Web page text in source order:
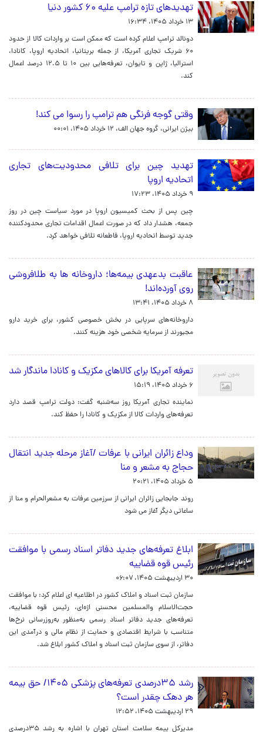
تهدیدهای تازه ترامپ علیه ۶۰ کشور دنیا
۱۳ خرداد ۱۴۰۵، ۱۶:۳۴
دونالد ترامپ اعلام کرده است که ممکن است بر واردات کالا از حدود
۶۰ شریک تجاری آمریکا، از جمله بریتانیا، اتحادیه اروپا، کانادا،
استرالیا، ژاپن و تایوان، تعرفه‌هایی بین ۱۰ تا ۱۲.۵ درصد اعمال
کند.
وقتی گوجه فرنگی هم ترامپ را رسوا می کند!
بیژن ایرانی، گروه جهان الف، ۱۲ خرداد ۱۴۰۵، ۰۰:۰۱
تهدید چین برای تلافی محدودیت‌های تجاری
اتحادیه اروپا
۹ خرداد ۱۴۰۵، ۱۷:۲۳
چین پس از بحث کمیسیون اروپا در مورد سیاست چین در روز
جمعه، هشدار داد که در صورت اعمال اقدامات تجاری محدودکننده
جدید توسط اتحادیه اروپا، قاطعانه تلافی خواهد کرد.
عاقبت بدعهدی بیمه‌ها؛ داروخانه ها به طلافروشی
روی آورده‌اند!
۸ خرداد ۱۴۰۵، ۱۳:۴۱
داروخانه‌های سرپایی در بخش خصوصی کشور، برای خرید دارو
مجبورند از سرمایه شخصی خود هزینه کنند.
تعرفه آمریکا برای کالاهای مکزیک و کانادا ماندگار شد
۶ خرداد ۱۴۰۵، ۱۵:۱۹
نماینده تجاری آمریکا روز سه‌شنبه گفت: دولت ترامپ قصد دارد
تعرفه‌های واردات کالا از مکزیک و کانادا را حفظ کند.
وداع زائران ایرانی با عرفات /آغاز مرحله جدید انتقال
حجاج به مشعر و منا
۵ خرداد ۱۴۰۵، ۲۰:۲۱
روند جابجایی زائران ایرانی از سرزمین عرفات به مشعرالحرام و منا از
ساعاتی دیگر آغاز می شود
ابلاغ تعرفه‌های جدید دفاتر اسناد رسمی با موافقت
رئیس قوه قضاییه
۳۰ اردیبهشت ۱۴۰۵، ۰۶:۰۷
سازمان ثبت اسناد و املاک کشور در اطلاعیه ای اعلام کرد: با موافقت
حجت‌الاسلام والمسلمین محسنی اژه‌ای، رئیس قوه قضاییه،
تعرفه‌های جدید دفاتر اسناد رسمی به‌منظور به‌روزرسانی نرخ‌ها
متناسب با شرایط اقتصادی و حمایت از نظام مالی و درآمدی این
دفاتر، از سوی سازمان ثبت اسناد و املاک کشور ابلاغ شد.
رشد ۳۵درصدی تعرفه‌های پزشکی ۱۴۰۵/ حق بیمه
هر دهک چقدر است؟
۲۹ اردیبهشت ۱۴۰۵، ۱۲:۵۲
مدیرکل بیمه سلامت استان تهران با اشاره به رشد ۳۵درصدی